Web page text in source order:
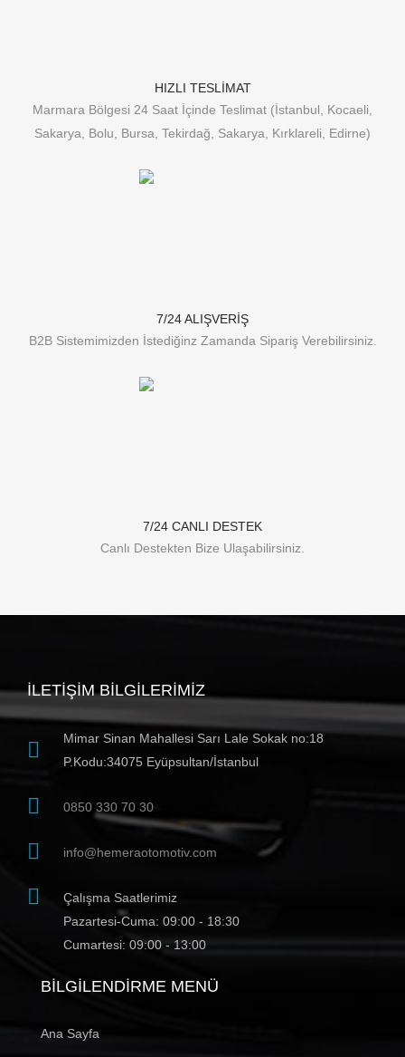
HIZLI TESLİMAT
Marmara Bölgesi 24 Saat İçinde Teslimat (İstanbul, Kocaeli,
Sakarya, Bolu, Bursa, Tekirdağ, Sakarya, Kırklareli, Edirne)
7/24 ALIŞVERİŞ
B2B Sistemimizden İstediğinz Zamanda Sipariş Verebilirsiniz.
7/24 CANLI DESTEK
Canlı Destekten Bize Ulaşabilirsiniz.
İLETIŞIM BILGILERIMIZ
Mimar Sinan Mahallesi Sarı Lale Sokak no:18
P.Kodu:34075 Eyüpsultan/İstanbul
0850 330 70 30
info@hemeraotomotiv.com
Çalışma Saatlerimiz
Pazartesi-Cuma: 09:00 - 18:30
Cumartesi: 09:00 - 13:00
BILGILENDIRME MENÜ
Ana Sayfa